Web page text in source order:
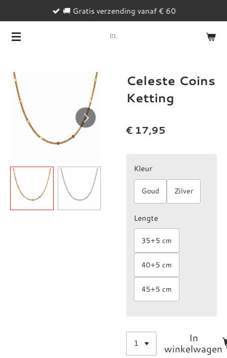
naar
🚚 Gratis verzending vanaf € 60
Celeste Coins
Ketting
€ 17,95
Kleur
Goud Zilver
Lengte
35+5 cm
40+5 cm
45+5 cm
In
winkelwagen